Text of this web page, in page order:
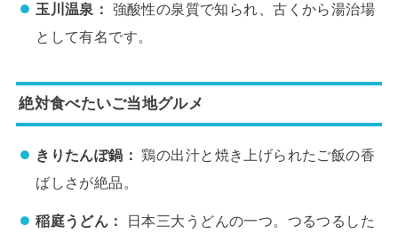
玉川温泉：
強酸性の泉質で知られ、古くから湯治場
として有名です。
絶対食べたいご当地グルメ
きりたんぽ鍋： 鶏の出汁と焼き上げられたご飯の香
ばしさが絶品。
稲庭うどん：
日本三大うどんの一つ。つるつるした